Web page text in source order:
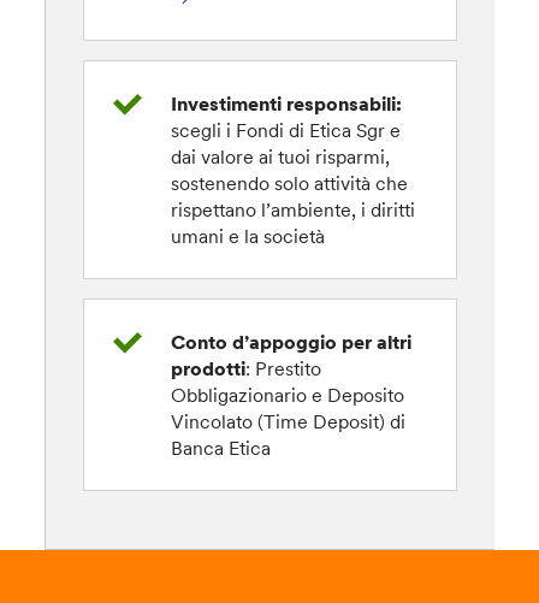
Investimenti responsabili:
scegli i Fondi di Etica Sgr e
dai valore ai tuoi risparmi,
sostenendo solo attività che
rispettano l’ambiente, i diritti
umani e la società
Conto d’appoggio per altri
prodotti: Prestito
Obbligazionario e Deposito
Vincolato (Time Deposit) di
Banca Etica